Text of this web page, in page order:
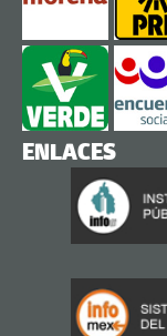
ENLACES